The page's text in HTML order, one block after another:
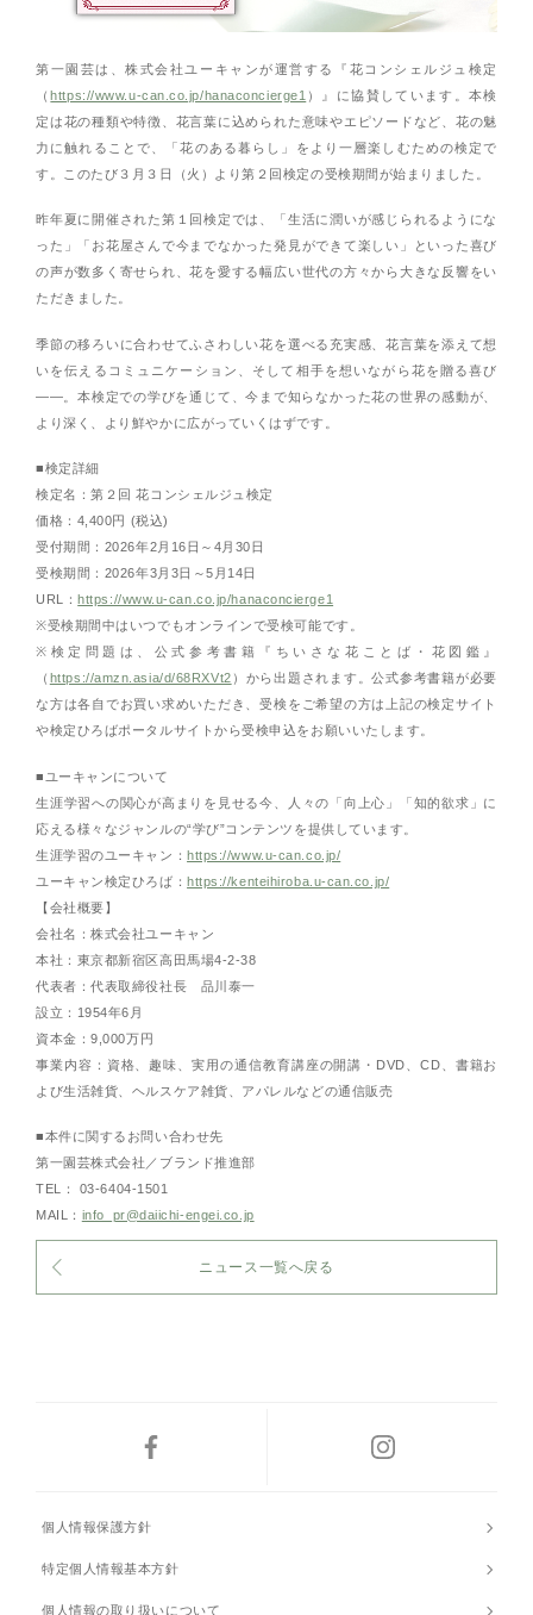
第一園芸は、株式会社ユーキャンが運営する『花コンシェルジュ検定
（https://www.u-can.co.jp/hanaconcierge1 ）』に協賛しています。本検
定は花の種類や特徴、花言葉に込められた意味やエピソードなど、花の魅
力に触れることで、「花のある暮らし」をより一層楽しむための検定で
す。このたび３月３日（火）より第２回検定の受検期間が始まりました。
昨年夏に開催された第１回検定では、「生活に潤いが感じられるようにな
った」「お花屋さんで今までなかった発見ができて楽しい」といった喜び
の声が数多く寄せられ、花を愛する幅広い世代の方々から大きな反響をい
ただきました。
季節の移ろいに合わせてふさわしい花を選べる充実感、花言葉を添えて想
いを伝えるコミュニケーション、そして相手を想いながら花を贈る喜び
――。本検定での学びを通じて、今まで知らなかった花の世界の感動が、
より深く、より鮮やかに広がっていくはずです。
■検定詳細
検定名：第２回 花コンシェルジュ検定
価格：4,400円 (税込)
受付期間：2026年2月16日～4月30日
受検期間：2026年3月3日～5月14日
URL：https://www.u-can.co.jp/hanaconcierge1
※受検期間中はいつでもオンラインで受検可能です。
※検定問題は、公式参考書籍『ちいさな花ことば・花図鑑』
（ https://amzn.asia/d/68RXVt2 ）から出題されます。公式参考書籍が必要
な方は各自でお買い求めいただき、受検をご希望の方は上記の検定サイト
や検定ひろばポータルサイトから受検申込をお願いいたします。
■ユーキャンについて
生涯学習への関心が高まりを見せる今、人々の「向上心」「知的欲求」に
応える様々なジャンルの“学び”コンテンツを提供しています。
生涯学習のユーキャン：https://www.u-can.co.jp/
ユーキャン検定ひろば：https://kenteihiroba.u-can.co.jp/
【会社概要】
会社名：株式会社ユーキャン
本社：東京都新宿区高田馬場4-2-38
代表者：代表取締役社長 品川泰一
設立：1954年6月
資本金：9,000万円
事業内容：資格、趣味、実用の通信教育講座の開講・DVD、CD、書籍お
よび生活雑貨、ヘルスケア雑貨、アパレルなどの通信販売
■本件に関するお問い合わせ先
第一園芸株式会社／ブランド推進部
TEL： 03-6404-1501
MAIL： info_pr@daiichi-engei.co.jp
ニュース一覧へ戻る
個人情報保護方針
特定個人情報基本方針
個人情報の取り扱いについて